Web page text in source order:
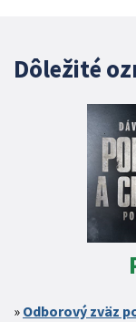
Dôležité
Odborový zväz